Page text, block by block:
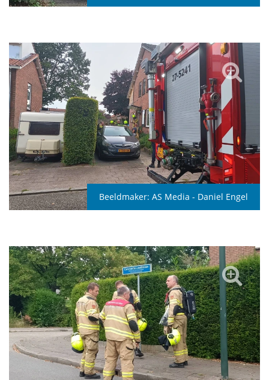
Beeldmaker: AS Media - Daniel Engel